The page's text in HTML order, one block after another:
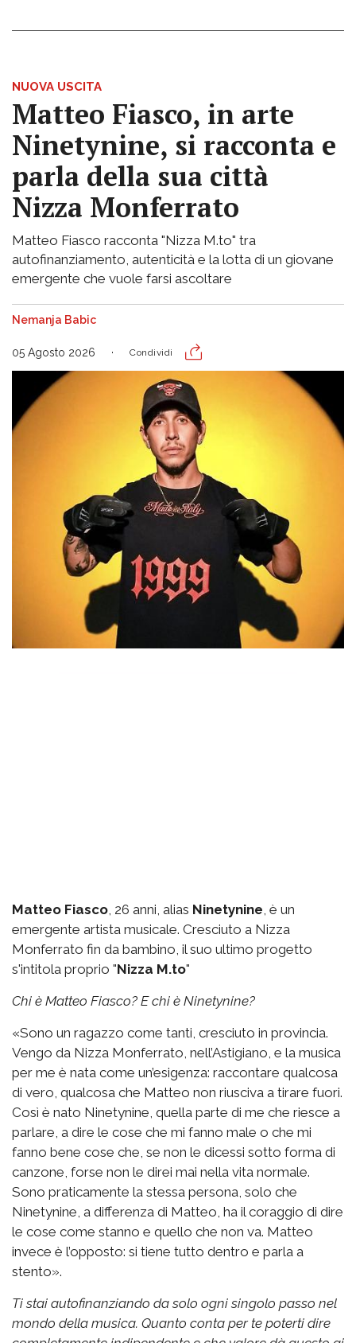
NUOVA USCITA
Matteo Fiasco, in arte
Ninetynine, si racconta e
parla della sua città
Nizza Monferrato
Matteo Fiasco racconta "Nizza M.to" tra
autofinanziamento, autenticità e la lotta di un giovane
emergente che vuole farsi ascoltare
Nemanja Babic
05 Agosto 2026 Condividi
Matteo Fiasco , 26 anni, alias Ninetynine , è un
emergente artista musicale. Cresciuto a Nizza
Monferrato fin da bambino, il suo ultimo progetto
s'intitola proprio "Nizza M.to"
Chi è Matteo Fiasco? E chi è Ninetynine?
«Sono un ragazzo come tanti, cresciuto in provincia.
Vengo da Nizza Monferrato, nell’Astigiano, e la musica
per me è nata come un’esigenza: raccontare qualcosa
di vero, qualcosa che Matteo non riusciva a tirare fuori.
Così è nato Ninetynine, quella parte di me che riesce a
parlare, a dire le cose che mi fanno male o che mi
fanno bene cose che, se non le dicessi sotto forma di
canzone, forse non le direi mai nella vita normale.
Sono praticamente la stessa persona, solo che
Ninetynine, a differenza di Matteo, ha il coraggio di dire
le cose come stanno e quello che non va. Matteo
invece è l’opposto: si tiene tutto dentro e parla a
stento».
Ti stai autofinanziando da solo ogni singolo passo nel
mondo della musica. Quanto conta per te poterti dire